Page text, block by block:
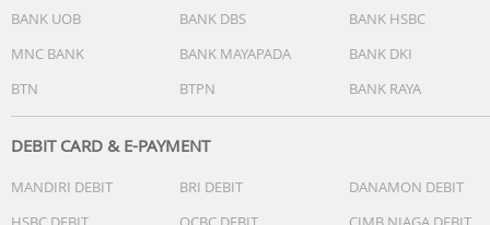
Daya: 400W | Hisap: 22,000Pa
Waktu Pakai: 72 min (Senyap) | 20 min (Air Panas)
Mode: Smart, Sedot, Air Panas, Custom
Tangki Air Bersih: 800ml | Kotor: 650ml
Isi Box :
BANK UOB
BANK DBS
BANK HSBC
MNC BANK
BANK MAYAPADA
BANK DKI
BTN
BTPN BANK RAYA
DEBIT CARD & E-PAYMENT
MANDIRI DEBIT BRI DEBIT
DANAMON DEBIT